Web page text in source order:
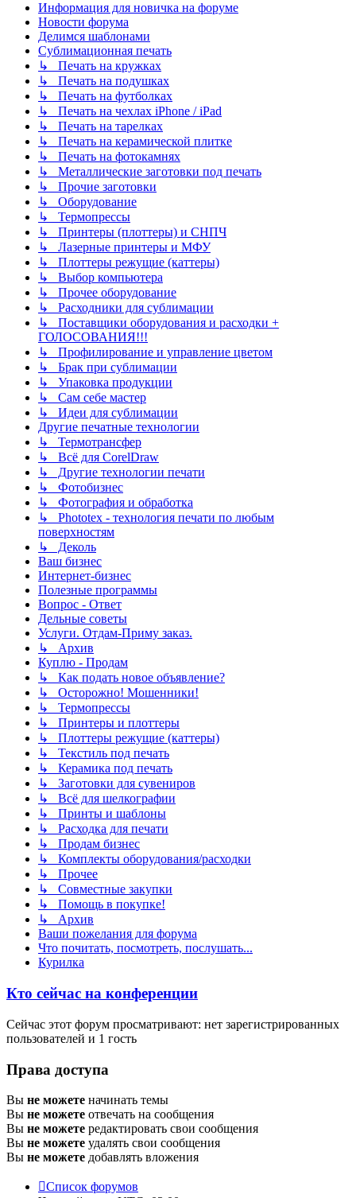
Информация для новичка на форуме
Новости форума
Делимся шаблонами
Сублимационная печать
↳ Печать на кружках
↳ Печать на подушках
↳ Печать на футболках
↳ Печать на чехлах iPhone / iPad
↳ Печать на тарелках
↳ Печать на керамической плитке
↳ Печать на фотокамнях
↳ Металлические заготовки под печать
↳ Прочие заготовки
↳ Оборудование
↳ Термопрессы
↳ Принтеры (плоттеры) и СНПЧ
↳ Лазерные принтеры и МФУ
↳ Плоттеры режущие (каттеры)
↳ Выбор компьютера
↳ Прочее оборудование
↳ Расходники для сублимации
↳ Поставщики оборудования и расходки +
ГОЛОСОВАНИЯ!!!
↳ Профилирование и управление цветом
↳ Брак при сублимации
↳ Упаковка продукции
↳ Сам себе мастер
↳ Идеи для сублимации
Другие печатные технологии
↳ Термотрансфер
↳ Всё для CorelDraw
↳ Другие технологии печати
↳ Фотобизнес
↳ Фотография и обработка
↳ Phototex - технология печати по любым
поверхностям
↳ Деколь
Ваш бизнес
Интернет-бизнес
Полезные программы
Вопрос - Ответ
Дельные советы
Услуги. Отдам-Приму заказ.
↳ Архив
Куплю - Продам
↳ Как подать новое объявление?
↳ Осторожно! Мошенники!
↳ Термопрессы
↳ Принтеры и плоттеры
↳ Плоттеры режущие (каттеры)
↳ Текстиль под печать
↳ Керамика под печать
↳ Заготовки для сувениров
↳ Всё для шелкографии
↳ Принты и шаблоны
↳ Расходка для печати
↳ Продам бизнес
↳ Комплекты оборудования/расходки
↳ Прочее
↳ Совместные закупки
↳ Помощь в покупке!
↳ Архив
Ваши пожелания для форума
Что почитать, посмотреть, послушать...
Курилка
Кто сейчас на конференции
Сейчас этот форум просматривают: нет зарегистрированных
пользователей и 1 гость
Права доступа
Вы не можете начинать темы
Вы не можете отвечать на сообщения
Вы не можете редактировать свои сообщения
Вы не можете удалять свои сообщения
Вы не можете добавлять вложения
Список форумов